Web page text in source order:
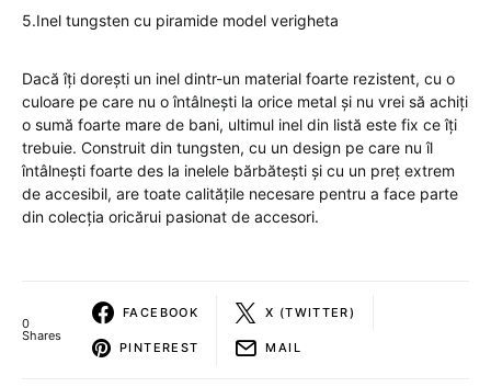
5.Inel tungsten cu piramide model verigheta
Dacă îți dorești un inel dintr-un material foarte rezistent, cu o
culoare pe care nu o întâlnești la orice metal și nu vrei să achiți
o sumă foarte mare de bani, ultimul inel din listă este fix ce îți
trebuie. Construit din tungsten, cu un design pe care nu îl
întâlnești foarte des la inelele bărbătești și cu un preț extrem
de accesibil, are toate calitățile necesare pentru a face parte
din colecția oricărui pasionat de accesori.
0
Shares
FACEBOOK X (TWITTER)
PINTEREST MAIL